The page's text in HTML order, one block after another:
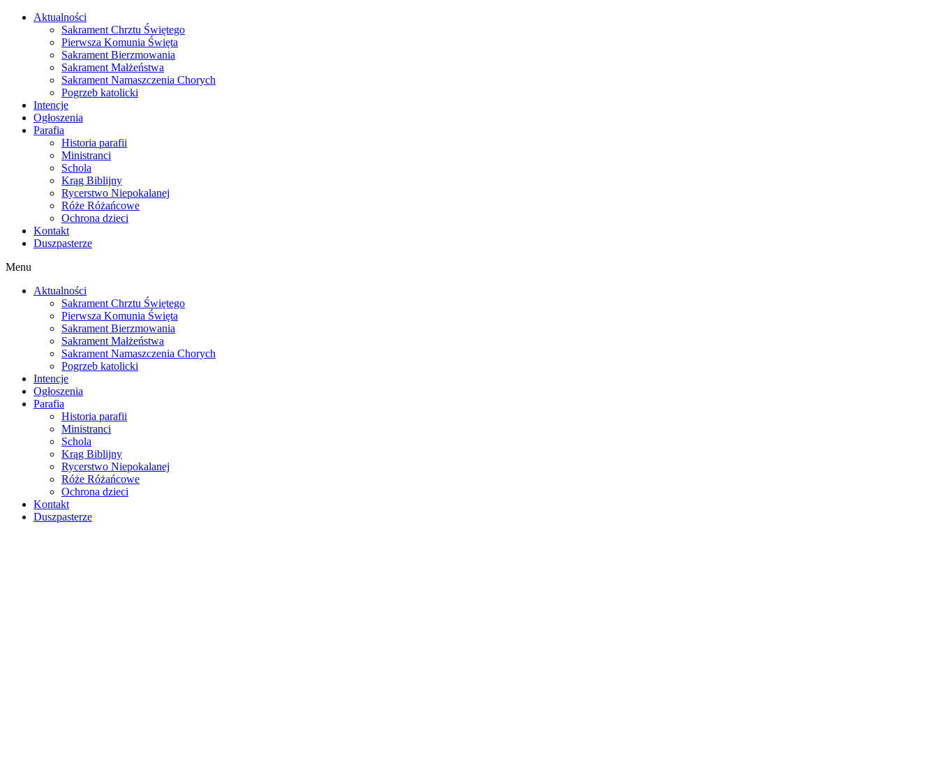
Skip
Aktualności
Sakrament Chrztu Świętego
Pierwsza Komunia Święta
Sakrament Bierzmowania
Sakrament Małżeństwa
Sakrament Namaszczenia Chorych
Pogrzeb katolicki
Intencje
Ogłoszenia
Parafia
Historia parafii
Ministranci
Schola
Krąg Biblijny
Rycerstwo Niepokalanej
Róże Różańcowe
Ochrona dzieci
Kontakt
Duszpasterze
Menu
Aktualności
Sakrament Chrztu Świętego
Pierwsza Komunia Święta
Sakrament Bierzmowania
Sakrament Małżeństwa
Sakrament Namaszczenia Chorych
Pogrzeb katolicki
Intencje
Ogłoszenia
Parafia
Historia parafii
Ministranci
Schola
Krąg Biblijny
Rycerstwo Niepokalanej
Róże Różańcowe
Ochrona dzieci
Kontakt
Duszpasterze